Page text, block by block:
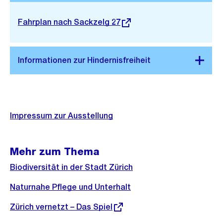
Stadtplan 3D
Externer
Fahrplan nach Sackzelg 27
Impressum zur Ausstellung
Mehr zum Thema
Biodiversität in der Stadt Zürich
Naturnahe Pflege und Unterhalt
Externer
Zürich vernetzt – Das Spiel